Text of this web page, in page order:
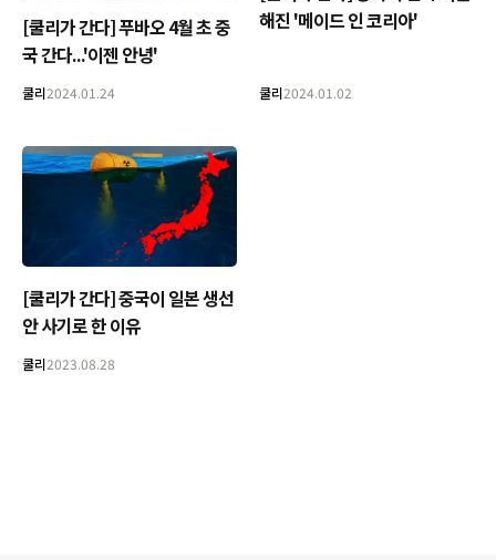
[쿨리가 간다] 푸바오 4월 초 중
국 간다...'이젠 안녕'
쿨리2024.01.24
해진 '메이드 인 코리아'
쿨리2024.01.02
[쿨리가 간다] 중국이 일본 생선
안 사기로 한 이유
쿨리2023.08.28